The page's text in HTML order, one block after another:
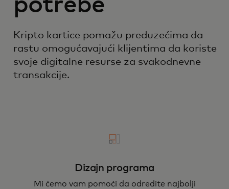
potrebe
Kripto kartice pomažu preduzećima da
rastu omogućavajući klijentima da koriste
svoje digitalne resurse za svakodnevne
transakcije.
Dizajn programa
Mi ćemo vam pomoći da odredite najbolji